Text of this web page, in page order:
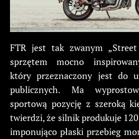
FTR jest tak zwanym „Street
sprzętem mocno
który przeznaczony jest do
publicznych. Ma
sportową pozycję z szeroką
twierdzi, że silnik produkuje
imponująco płaski przebieg